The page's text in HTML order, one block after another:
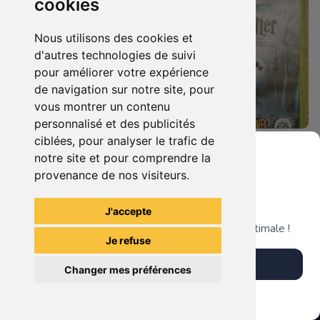
cookies
Nous utilisons des cookies et
d'autres technologies de suivi
pour améliorer votre expérience
de navigation sur notre site, pour
vous montrer un contenu
personnalisé et des publicités
ciblées, pour analyser le trafic de
notre site et pour comprendre la
provenance de nos visiteurs.
J'accepte
Je refuse
Changer mes préférences
28.90 € 0
Hellboy - The Science Of Evil Xbox 360
12.90 €
TheGamingR83
Grenier du Geek
Télécharge notre app pour une expérience optimale !
Télécharger l'app